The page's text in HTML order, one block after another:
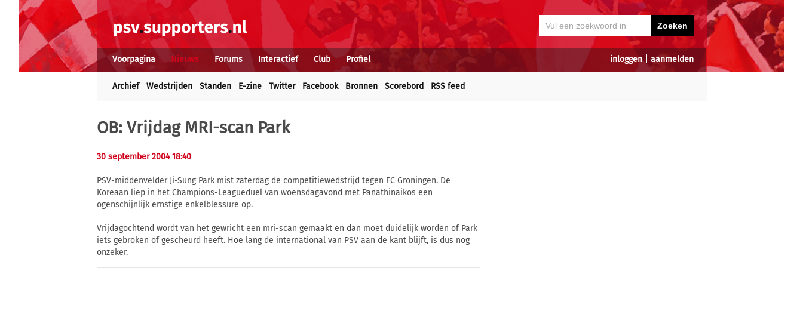
inloggen| aanmelden
Voorpagina Nieuws Forums Interactief Club Profiel
Archief Wedstrijden Standen E-zine Twitter Facebook Bronnen Scorebord RSS feed
OB: Vrijdag MRI-scan Park
30 september 2004 18:40
PSV-middenvelder Ji-Sung Park mist zaterdag de competitiewedstrijd tegen FC Groningen. De
Koreaan liep in het Champions-Leagueduel van woensdagavond met Panathinaikos een
ogenschijnlijk ernstige enkelblessure op.
Vrijdagochtend wordt van het gewricht een mri-scan gemaakt en dan moet duidelijk worden of Park
iets gebroken of gescheurd heeft. Hoe lang de international van PSV aan de kant blijft, is dus nog
onzeker.